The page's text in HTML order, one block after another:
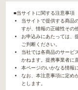
■当サイトに関する注意事項
当サイトで提供する商品
すが、情報の正確性その
お申込みにあたっては、
ご判断ください。
当社では各商品のサービ
かねます。提携事業者に
本ページのいかなる情報
なお、本注意事項に定め
とします。